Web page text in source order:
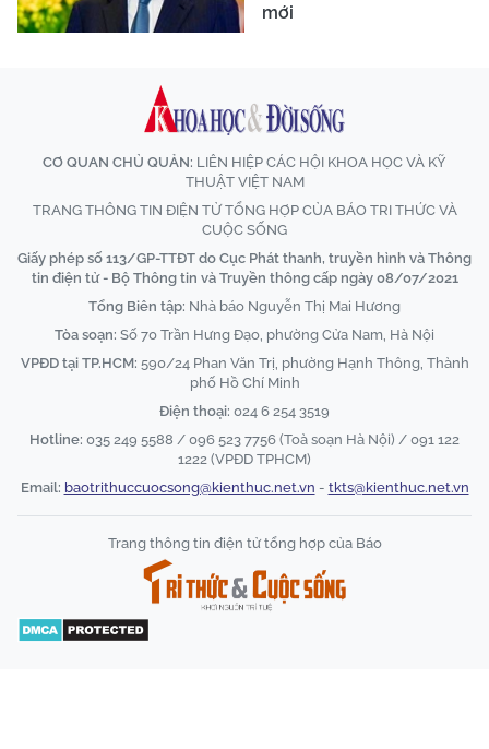
mới
CƠ QUAN CHỦ QUẢN: LIÊN HIỆP CÁC HỘI KHOA HỌC VÀ KỸ
THUẬT VIỆT NAM
TRANG THÔNG TIN ĐIỆN TỬ TỔNG HỢP CỦA BÁO TRI THỨC VÀ
CUỘC SỐNG
Giấy phép số 113/GP-TTĐT do Cục Phát thanh, truyền hình và Thông
tin điện tử - Bộ Thông tin và Truyền thông cấp ngày 08/07/2021
Tổng Biên tập: Nhà báo Nguyễn Thị Mai Hương
Tòa soạn: Số 70 Trần Hưng Đạo, phường Cửa Nam, Hà Nội
VPĐD tại TP.HCM: 590/24 Phan Văn Trị, phường Hạnh Thông, Thành
phố Hồ Chí Minh
Điện thoại: 024 6 254 3519
Hotline: 035 249 5588 / 096 523 7756 (Toà soạn Hà Nội) / 091 122
1222 (VPĐD TPHCM)
Email: baotrithuccuocsong@kienthuc.net.vn - tkts@kienthuc.net.vn
Trang thông tin điện tử tổng hợp của Báo